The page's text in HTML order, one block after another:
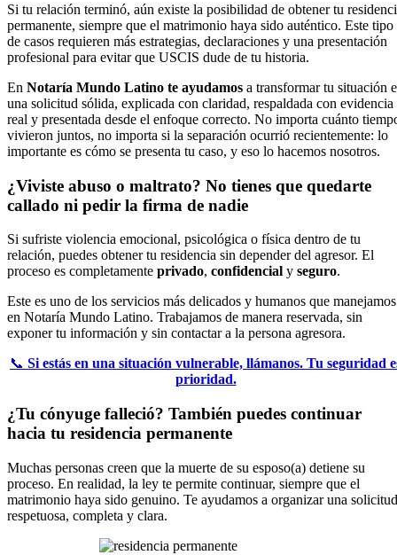
Si tu relación terminó, aún existe la posibilidad de obtener tu
permanente, siempre que el matrimonio haya sido auténtico. Este tipo
de casos requieren más estrategias, declaraciones y una presentación
profesional para evitar que USCIS dude de tu historia.
En Notaría Mundo Latino te ayudamos a transformar tu situación
una solicitud sólida, explicada con claridad, respaldada con evidencia
real y presentada desde el enfoque correcto. No importa cuánto
vivieron juntos, no importa si la separación ocurrió recientemente: lo
importante es cómo se presenta tu caso, y eso lo hacemos nosotros.
¿Viviste abuso o maltrato? No tienes que quedarte
callado ni pedir la firma de nadie
Si sufriste violencia emocional, psicológica o física dentro de tu
relación, puedes obtener tu residencia sin depender del agresor. El
proceso es completamente privado, confidencial y seguro.
Este es uno de los servicios más delicados y humanos que manejamos
en Notaría Mundo Latino. Trabajamos de manera reservada, sin
exponer tu información y sin contactar a la persona agresora.
📞 Si estás en una situación vulnerable, llámanos. Tu seguridad
prioridad.
¿Tu cónyuge falleció? También puedes continuar
hacia tu residencia permanente
Muchas personas creen que la muerte de su esposo(a) detiene su
proceso. En realidad, la ley te permite continuar, siempre que el
matrimonio haya sido genuino. Te ayudamos a organizar una solicitud
respetuosa, completa y clara.